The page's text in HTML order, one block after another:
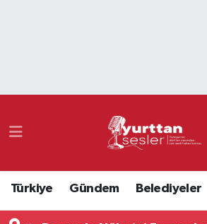
Türkiye Gündem Belediyeler
Namaz Vakitleri
Süper Lig Puan Durumu ve